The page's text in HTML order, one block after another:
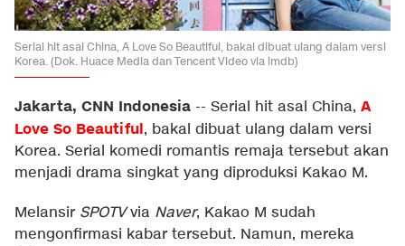
Serial hit asal China, A Love So Beautiful, bakal dibuat ulang dalam versi
Korea. (Dok. Huace Media dan Tencent Video via imdb)
Jakarta, CNN Indonesia -- Serial hit asal China, A
Love So Beautiful, bakal dibuat ulang dalam versi
Korea. Serial komedi romantis remaja tersebut akan
menjadi drama singkat yang diproduksi Kakao M.
Melansir SPOTVvia Naver, Kakao M sudah
mengonfirmasi kabar tersebut. Namun, mereka